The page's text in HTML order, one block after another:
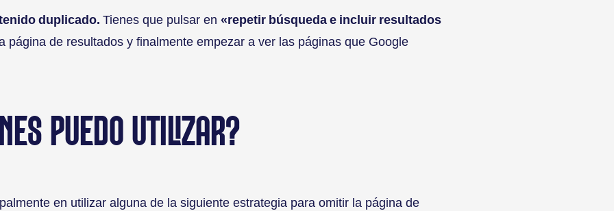
duplicado. Tienes que pulsar en «repetir búsqueda e incluir resultados
página de resultados y finalmente empezar a ver las páginas que Google
PUEDO UTILIZAR?
en utilizar alguna de la siguiente estrategia para omitir la página de